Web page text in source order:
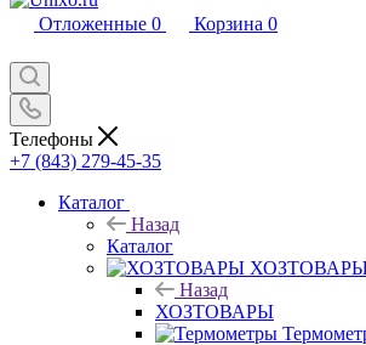
Отложенные 0 Корзина 0
Телефоны
+7 (843) 279-45-35
Каталог
Назад
Каталог
Назад
ХОЗТОВАРЫ